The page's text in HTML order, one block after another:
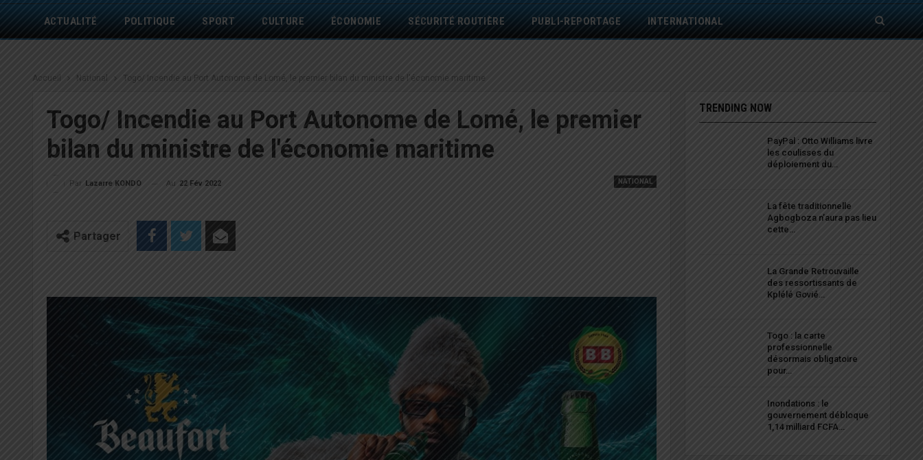
ACTUALITÉ POLITIQUE SPORT CULTURE ÉCONOMIE SÉCURITÉ ROUTIÈRE PUBLI-REPORTAGE INTERNATIONAL
Accueil National Togo/ Incendie au Port Autonome de Lomé, le premier bilan du ministre de l'économie maritime
Togo/ Incendie au Port Autonome de Lomé, le premier
bilan du ministre de l'économie maritime
NATIONAL
Par Lazarre KONDO Au 22 Fév 2022
Partager
TRENDING NOW
PayPal : Otto Williams livre
les coulisses du
déploiement du…
La fête traditionnelle
Agbogboza n’aura pas lieu
cette…
La Grande Retrouvaille
des ressortissants de
Kplélé Govié…
Togo : la carte
professionnelle
désormais obligatoire
pour…
Inondations : le
gouvernement débloque
1,14 milliard FCFA…